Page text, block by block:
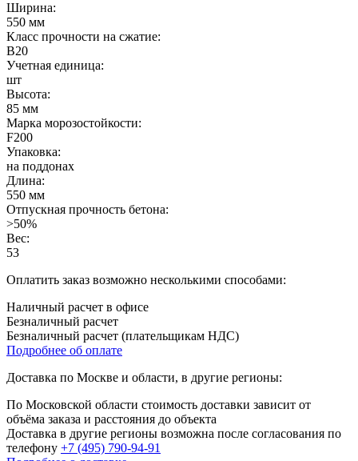
Ширина:
550 мм
Класс прочности на сжатие:
B20
Учетная единица:
шт
Высота:
85 мм
Марка морозостойкости:
F200
Упаковка:
на поддонах
Длина:
550 мм
Отпускная прочность бетона:
>50%
Вес:
53
Оплатить заказ возможно несколькими способами:
Наличный расчет в офисе
Безналичный расчет
Безналичный расчет (плательщикам НДС)
Подробнее об оплате
Доставка по Москве и области, в другие регионы:
По Московской области стоимость доставки зависит от
объёма заказа и расстояния до объекта
Доставка в другие регионы возможна после согласования по
телефону +7 (495) 790-94-91